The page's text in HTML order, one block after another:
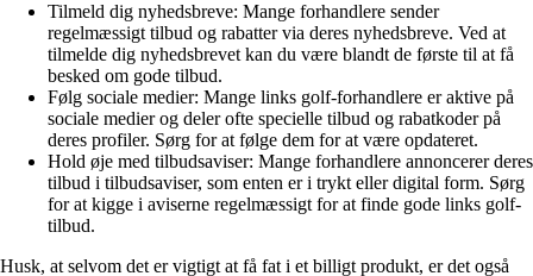
Tilmeld dig nyhedsbreve: Mange forhandlere sender
regelmæssigt tilbud og rabatter via deres nyhedsbreve. Ved at
tilmelde dig nyhedsbrevet kan du være blandt de første til at få
besked om gode tilbud.
Følg sociale medier: Mange links golf-forhandlere er aktive på
sociale medier og deler ofte specielle tilbud og rabatkoder på
deres profiler. Sørg for at følge dem for at være opdateret.
Hold øje med tilbudsaviser: Mange forhandlere annoncerer deres
tilbud i tilbudsaviser, som enten er i trykt eller digital form. Sørg
for at kigge i aviserne regelmæssigt for at finde gode links golf-
tilbud.
Husk, at selvom det er vigtigt at få fat i et billigt produkt, er det også